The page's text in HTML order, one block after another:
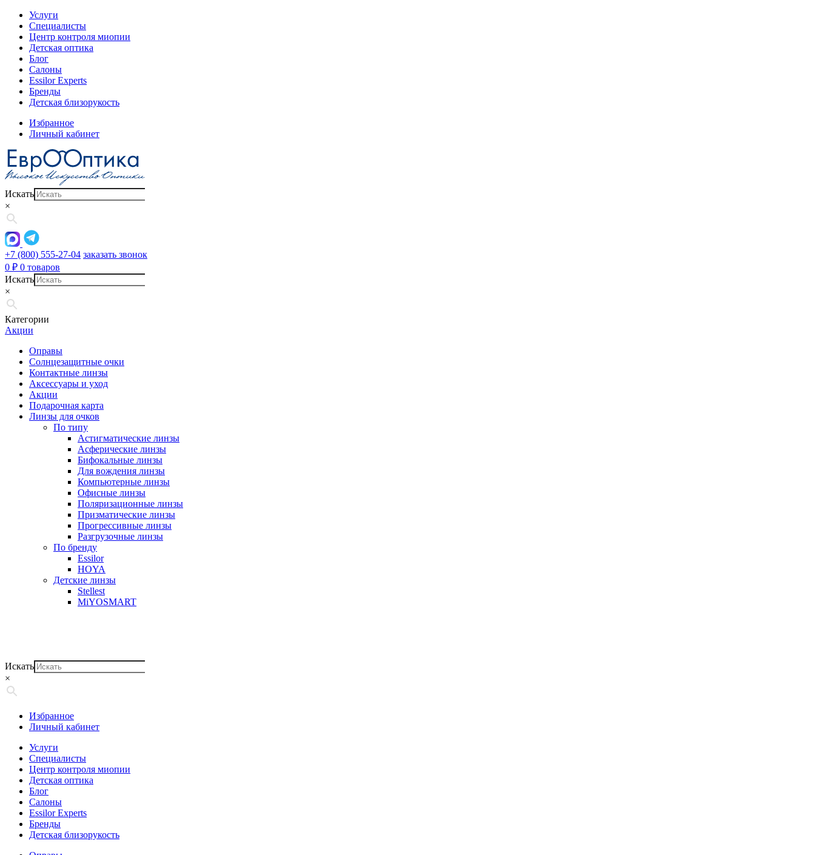
Услуги
Специалисты
Центр контроля миопии
Детская оптика
Блог
Салоны
Essilor Experts
Бренды
Детская близорукость
Избранное
Личный кабинет
Искать
×
+7 (800) 555-27-04 заказать звонок
0 ₽ 0 товаров
Искать
×
Категории
Акции
Оправы
Солнцезащитные очки
Контактные линзы
Аксессуары и уход
Акции
Подарочная карта
Линзы для очков
По типу
Астигматические линзы
Асферические линзы
Бифокальные линзы
Для вождения линзы
Компьютерные линзы
Офисные линзы
Поляризационные линзы
Призматические линзы
Прогрессивные линзы
Разгрузочные линзы
По бренду
Essilor
HOYA
Детские линзы
Stellest
MiYOSMART
Искать
×
Избранное
Личный кабинет
Услуги
Специалисты
Центр контроля миопии
Детская оптика
Блог
Салоны
Essilor Experts
Бренды
Детская близорукость